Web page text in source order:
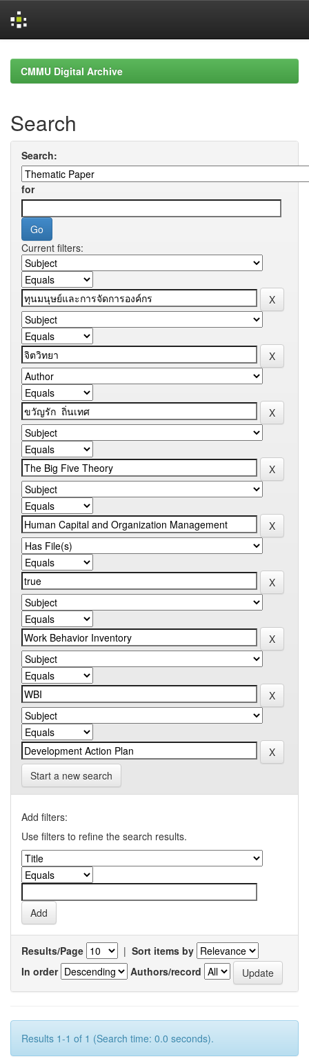
navigationCMMU Digital Archive
Search
Search:
for
Current filters:
Start a new search
Add filters:
Use filters to refine the search results.
Results/Page | Sort items by
In order
Authors/record
Results 1-1 of 1 (Search time: 0.0 seconds).